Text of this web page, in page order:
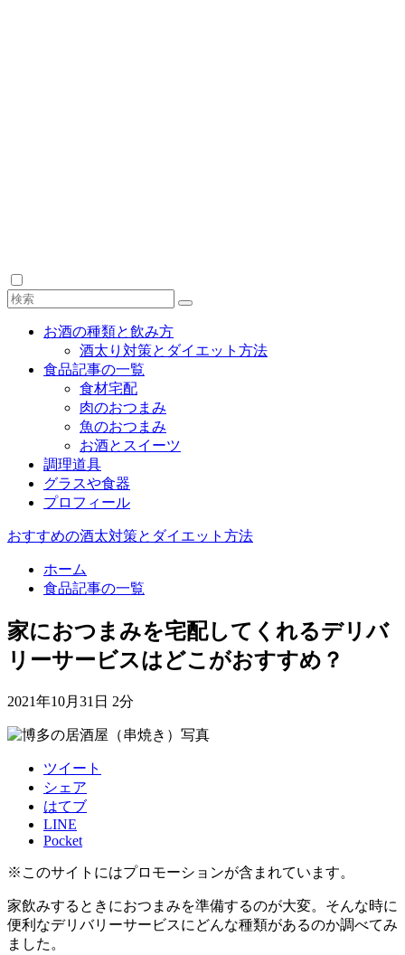
お酒の種類と飲み方
酒太り対策とダイエット方法
食品記事の一覧
食材宅配
肉のおつまみ
魚のおつまみ
お酒とスイーツ
調理道具
グラスや食器
プロフィール
おすすめの酒太対策とダイエット方法
ホーム
食品記事の一覧
家におつまみを宅配してくれるデリバ
リーサービスはどこがおすすめ？
2021年10月31日 2分
ツイート
シェア
はてブ
LINE
Pocket
※このサイトにはプロモーションが含まれています。
家飲みするときにおつまみを準備するのが大変。そんな時に
便利なデリバリーサービスにどんな種類があるのか調べてみ
ました。